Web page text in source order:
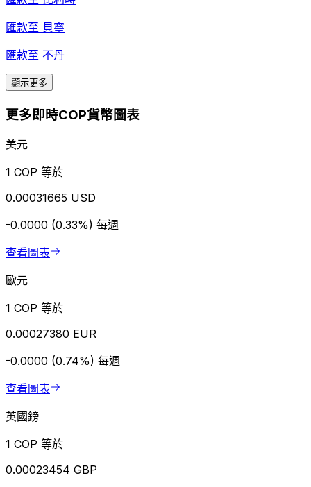
匯款至 貝寧
匯款至 不丹
顯示更多
更多即時COP貨幣圖表
美元
1 COP 等於
0.00031665 USD
-0.0000 (0.33%) 每週
查看圖表
歐元
1 COP 等於
0.00027380 EUR
-0.0000 (0.74%) 每週
查看圖表
英國鎊
1 COP 等於
0.00023454 GBP